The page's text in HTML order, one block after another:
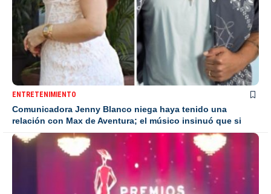
ENTRETENIMIENTO
Comunicadora Jenny Blanco niega haya tenido una
relación con Max de Aventura; el músico insinuó que si